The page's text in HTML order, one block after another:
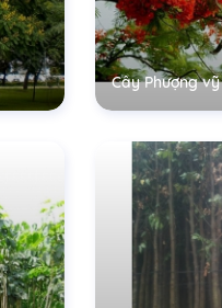
Cây Phượng vỹ